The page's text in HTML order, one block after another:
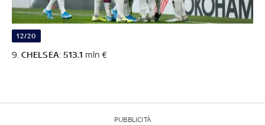
12/20
9. CHELSEA:513.1 mln €
PUBBLICITÀ